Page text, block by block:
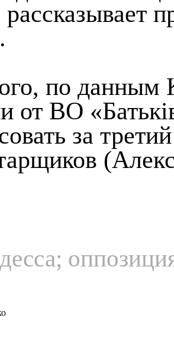
по данным
от ВО
за
;